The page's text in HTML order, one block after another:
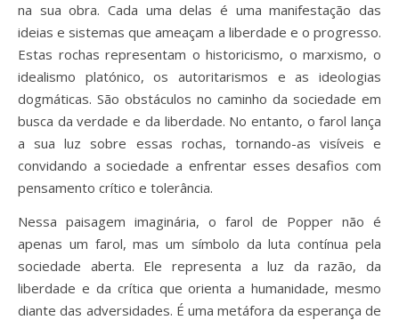
na sua obra. Cada uma delas é uma manifestação das
ideias e sistemas que ameaçam a liberdade e o progresso.
Estas rochas representam o historicismo, o marxismo, o
idealismo platónico, os autoritarismos e as ideologias
dogmáticas. São obstáculos no caminho da sociedade em
busca da verdade e da liberdade. No entanto, o farol lança
a sua luz sobre essas rochas, tornando-as visíveis e
convidando a sociedade a enfrentar esses desafios com
pensamento crítico e tolerância.
Nessa paisagem imaginária, o farol de Popper não é
apenas um farol, mas um símbolo da luta contínua pela
sociedade aberta. Ele representa a luz da razão, da
liberdade e da crítica que orienta a humanidade, mesmo
diante das adversidades. É uma metáfora da esperança de